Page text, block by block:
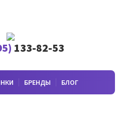
133-82-53
БРЕНДЫ БЛОГ